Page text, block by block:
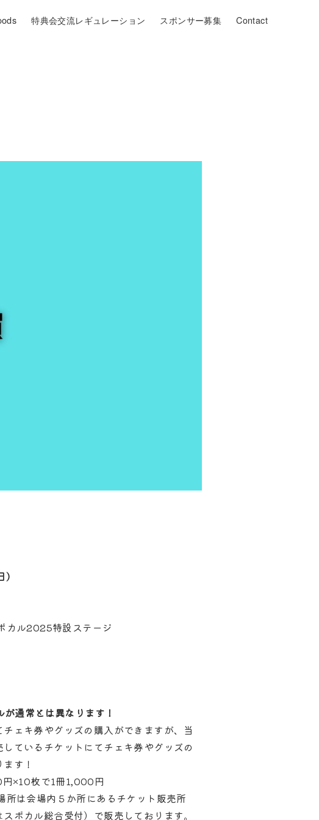
特典会交流レギュレーション スポンサー募集 Contact
)
カル2025特設ステージ
通常とは異なります！
ェキ券やグッズの購入ができますが、当
しているチケットにてチェキ券やグッズの
す！
×10枚で1冊1,000円
は会場内５か所にあるチケット販売所
スポカル総合受付）で販売しております。